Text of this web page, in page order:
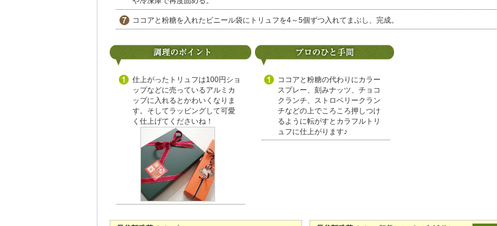
ココアと粉糖を入れたビニール袋にトリュフを4～5個ずつ入れてまぶし、完成。
仕上がったトリュフは100円ショ
ップなどに売っているアルミカ
ップに入れるとかわいくなりま
す。そしてラッピングして可愛
く仕上げてくださいね！
ココアと粉糖の代わりにカラー
スプレー、刻みナッツ、チョコ
クランチ、ストロベリークラン
チなどの上でころころ押しつけ
るように転がすとカラフルトリ
ュフに仕上がります♪